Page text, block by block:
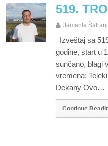
519.
Jamanta Šafranj
Izveštaj sa
godine, start u
sunčano, blagi
vremena:
Dekany Ovo…
Continue